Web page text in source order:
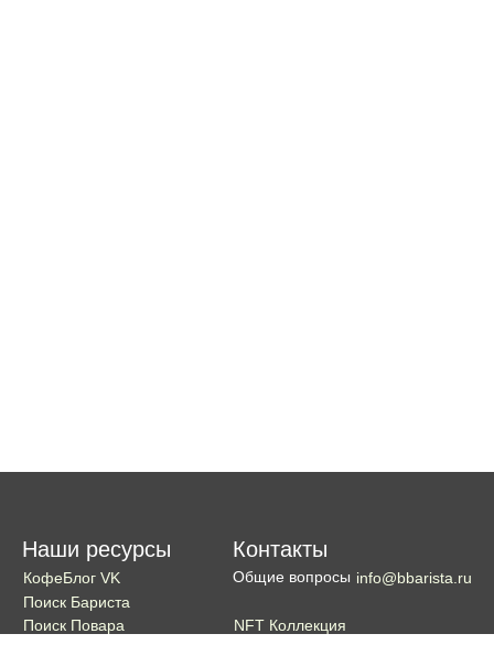
Наши ресурсы
КофеБлог VK
Поиск Бариста
Поиск Повара
Контакты
Общие вопросы info@bbarista.ru
NFT Коллекция